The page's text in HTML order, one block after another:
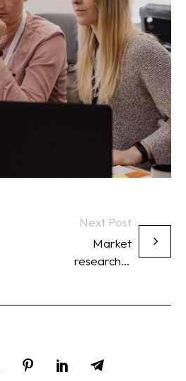
Next Post
Market
research &